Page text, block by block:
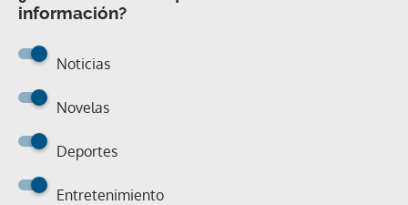
información?
Noticias
Novelas
Deportes
Entretenimiento